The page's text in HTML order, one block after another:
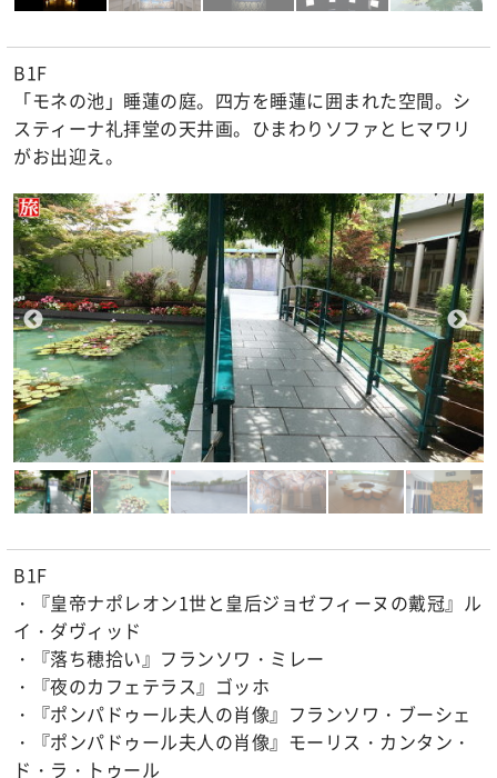
B1F
「モネの池」睡蓮の庭。四方を睡蓮に囲まれた空間。シ
スティーナ礼拝堂の天井画。ひまわりソファとヒマワリ
がお出迎え。
B1F
・『皇帝ナポレオン1世と皇后ジョゼフィーヌの戴冠』ル
イ・ダヴィッド
・『落ち穂拾い』フランソワ・ミレー
・『夜のカフェテラス』ゴッホ
・『ポンパドゥール夫人の肖像』フランソワ・ブーシェ
・『ポンパドゥール夫人の肖像』モーリス・カンタン・
ド・ラ・トゥール